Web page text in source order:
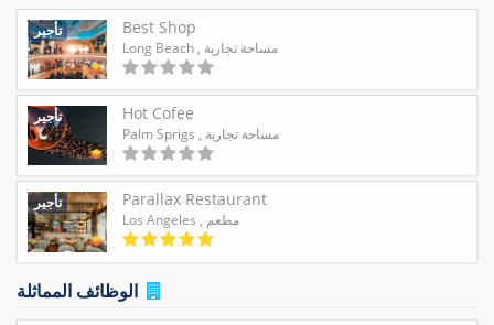
تأجير Best Shop
مساحة تجارية , Long Beach
تأجير Hot Cofee
مساحة تجارية , Palm Sprigs
تأجير Parallax Restaurant
مطعم , Los Angeles
الوظائف المماثلة